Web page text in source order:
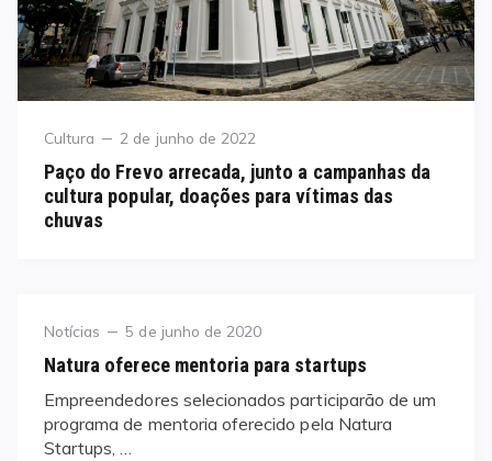
Category
Cultura
Posted
2 de junho de 2022
Paço do Frevo arrecada, junto a campanhas da
cultura popular, doações para vítimas das
chuvas
Category
Notícias
Posted
5 de junho de 2020
Natura oferece mentoria para startups
Empreendedores selecionados participarão de um
programa de mentoria oferecido pela Natura
Startups, …